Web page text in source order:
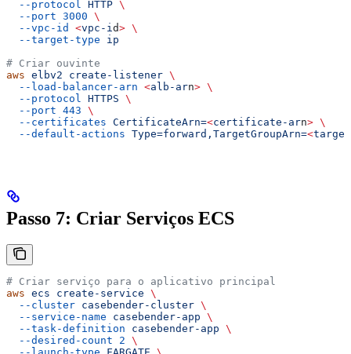
  --protocol
HTTP \
  --port
3000 \
  --vpc-id
<vpc-i d> \
  --target-type
ip
# Criar ouvinte
aws elbv2 create-listener \
  --load-balancer-arn
<alb-arn> \
  --protocol
HTTPS \
  --port
443 \
  --certificates
CertificateArn=<certificate-arn> \
  --default-actions
Type=forward,TargetGroupArn=<
Passo 7: Criar Serviços ECS
# Criar serviço para o aplicativo principal
aws ecs create-service \
  --cluster
casebender-cluster \
  --service-name
casebender-app \
  --task-definition
casebender-app \
  --desired-count
2 \